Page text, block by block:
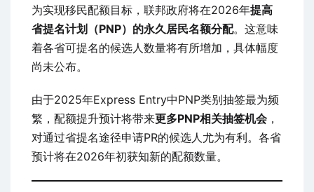
为实现移民配额目标，联邦政府将在2026年提高
省提名计划（PNP）的永久居民名额分配。这意味
着各省可提名的候选人数量将有所增加，具体幅度
尚未公布。
由于2025年Express Entry中PNP类别抽签最为频
繁，配额提升预计将带来更多PNP相关抽签机会 ，
对通过省提名途径申请PR的候选人尤为有利。各省
预计将在2026年初获知新的配额数量。